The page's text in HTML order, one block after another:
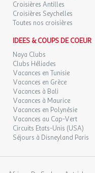
Croisières Antilles
Croisières Seychelles
Toutes nos croisières
IDEES & COUPS DE COEUR
Naya Clubs
Clubs Héliades
Vacances en Tunisie
Vacances en Grèce
Vacances à Bali
Vacances à Maurice
Vacances en Polynésie
Vacances au Cap-Vert
Circuits Etats-Unis (USA)
Séjours à Disneyland Paris